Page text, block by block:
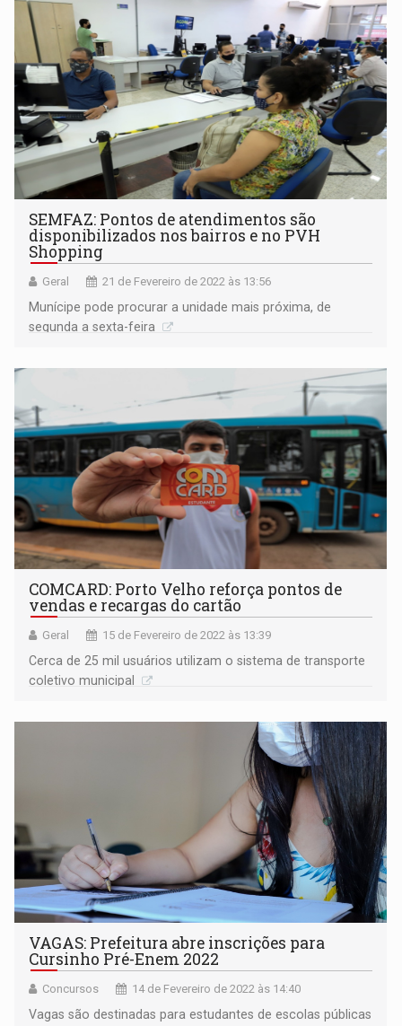
SEMFAZ: Pontos de atendimentos são
disponibilizados nos bairros e no PVH
Shopping
Geral 21 de Fevereiro de 2022 às 13:56
Munícipe pode procurar a unidade mais próxima, de
segunda a sexta-feira
COMCARD: Porto Velho reforça pontos de
vendas e recargas do cartão
Geral 15 de Fevereiro de 2022 às 13:39
Cerca de 25 mil usuários utilizam o sistema de transporte
coletivo municipal
VAGAS: Prefeitura abre inscrições para
Cursinho Pré-Enem 2022
Concursos 14 de Fevereiro de 2022 às 14:40
Vagas são destinadas para estudantes de escolas públicas